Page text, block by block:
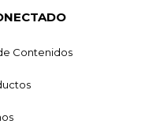
Contenidos